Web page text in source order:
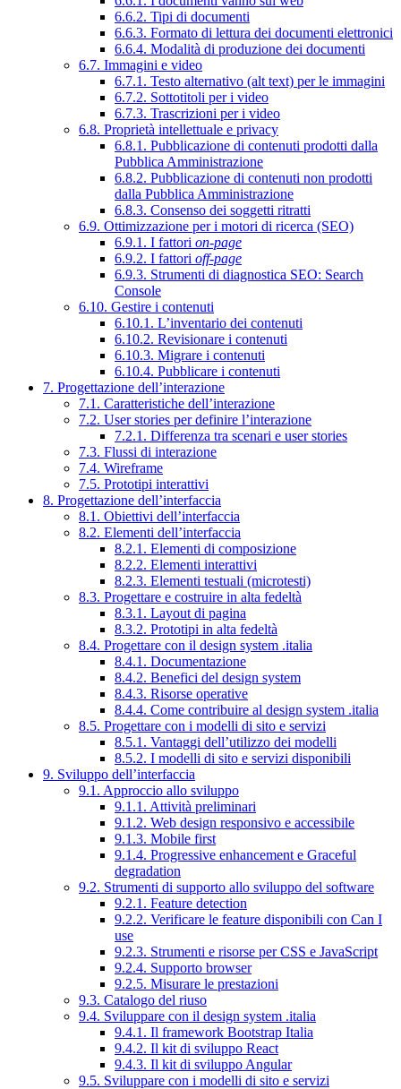
6.6.2. Tipi di documenti
6.6.3. Formato di lettura dei documenti elettronici
6.6.4. Modalità di produzione dei documenti
6.7. Immagini e video
6.7.1. Testo alternativo (alt text) per le immagini
6.7.2. Sottotitoli per i video
6.7.3. Trascrizioni per i video
6.8. Proprietà intellettuale e privacy
6.8.1. Pubblicazione di contenuti prodotti dalla
Pubblica Amministrazione
6.8.2. Pubblicazione di contenuti non prodotti
dalla Pubblica Amministrazione
6.8.3. Consenso dei soggetti ritratti
6.9. Ottimizzazione per i motori di ricerca (SEO)
6.9.1. I fattori on-page
6.9.2. I fattori off-page
6.9.3. Strumenti di diagnostica SEO: Search
Console
6.10. Gestire i contenuti
6.10.1. L’inventario dei contenuti
6.10.2. Revisionare i contenuti
6.10.3. Migrare i contenuti
6.10.4. Pubblicare i contenuti
7. Progettazione dell’interazione
7.1. Caratteristiche dell’interazione
7.2. User stories per definire l’interazione
7.2.1. Differenza tra scenari e user stories
7.3. Flussi di interazione
7.4. Wireframe
7.5. Prototipi interattivi
8. Progettazione dell’interfaccia
8.1. Obiettivi dell’interfaccia
8.2. Elementi dell’interfaccia
8.2.1. Elementi di composizione
8.2.2. Elementi interattivi
8.2.3. Elementi testuali (microtesti)
8.3. Progettare e costruire in alta fedeltà
8.3.1. Layout di pagina
8.3.2. Prototipi in alta fedeltà
8.4. Progettare con il design system .italia
8.4.1. Documentazione
8.4.2. Benefici del design system
8.4.3. Risorse operative
8.4.4. Come contribuire al design system .italia
8.5. Progettare con i modelli di sito e servizi
8.5.1. Vantaggi dell’utilizzo dei modelli
8.5.2. I modelli di sito e servizi disponibili
9. Sviluppo dell’interfaccia
9.1. Approccio allo sviluppo
9.1.1. Attività preliminari
9.1.2. Web design responsivo e accessibile
9.1.3. Mobile first
9.1.4. Progressive enhancement e Graceful
degradation
9.2. Strumenti di supporto allo sviluppo del software
9.2.1. Feature detection
9.2.2. Verificare le feature disponibili con Can I
use
9.2.3. Strumenti e risorse per CSS e JavaScript
9.2.4. Supporto browser
9.2.5. Misurare le prestazioni
9.3. Catalogo del riuso
9.4. Sviluppare con il design system .italia
9.4.1. Il framework Bootstrap Italia
9.4.2. Il kit di sviluppo React
9.4.3. Il kit di sviluppo Angular
9.5. Sviluppare con i modelli di sito e servizi